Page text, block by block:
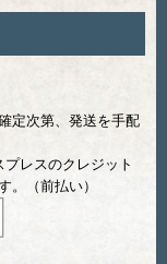
定次第、発送を手配
レスのクレジット
。（前払い）